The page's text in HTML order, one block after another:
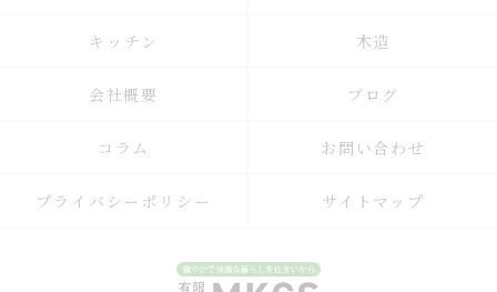
キッチン 木造
会社概要 ブログ
コラム お問い合わせ
プライバシーポリシー サイトマップ